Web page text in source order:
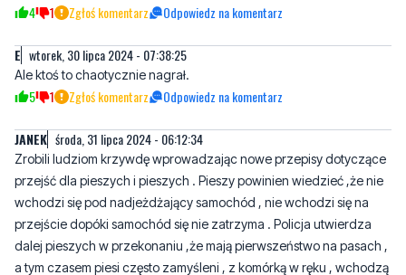
Ale ktoś to chaotycznie nagrał.
4 1 Zgłoś komentarz Odpowiedz na komentarz
Ale ktoś to chaotycznie nagrał.
5 1 Zgłoś komentarz Odpowiedz na komentarz
JANEK środa, 31 lipca 2024 - 06:12:34
Zrobili ludziom krzywdę wprowadzając nowe przepisy dotyczące
przejść dla pieszych i pieszych . Pieszy powinien wiedzieć ,że nie
wchodzi się pod nadjeżdżający samochód , nie wchodzi się na